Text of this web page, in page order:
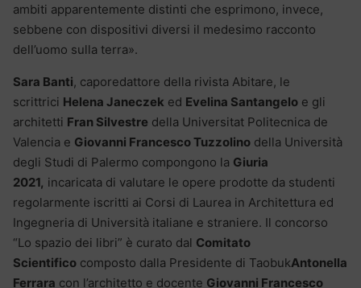
ambiti apparentemente distinti che esprimono, invece,
sebbene con dispositivi diversi il medesimo racconto
dell’uomo sulla terra».
Sara Banti, caporedattore della rivista Abitare, le
scrittrici Helena Janeczek ed Evelina Santangelo e gli
architetti Fran Silvestre della Universitat Politecnica de
Valencia e Giovanni Francesco Tuzzolino della Università
degli Studi di Palermo compongono la Giuria
2021, incaricata di valutare le opere prodotte da studenti
regolarmente iscritti ai Corsi di Laurea in Architettura ed
Ingegneria di Università italiane e straniere. Il concorso
“Lo spazio dei libri” è curato dal Comitato
Scientifico composto dalla Presidente di TaobukAntonella
Ferrara con l’architetto e docente Giovanni Francesco